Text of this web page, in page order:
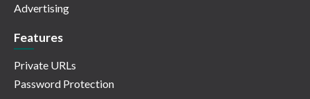
Advertising
Features
Private URLs
Password Protection